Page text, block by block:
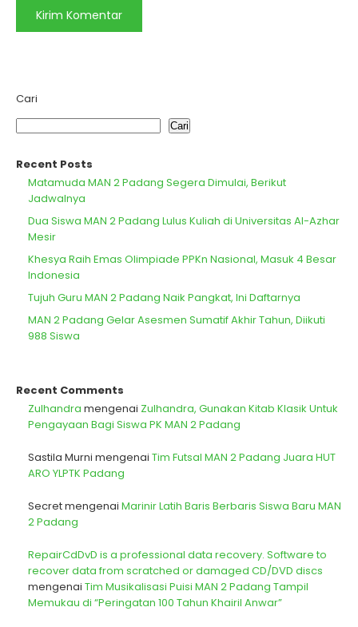
Cari
Cari
Recent Posts
Matamuda MAN 2 Padang Segera Dimulai, Berikut
Jadwalnya
Dua Siswa MAN 2 Padang Lulus Kuliah di Universitas Al-Azhar
Mesir
Khesya Raih Emas Olimpiade PPKn Nasional, Masuk 4 Besar
Indonesia
Tujuh Guru MAN 2 Padang Naik Pangkat, Ini Daftarnya
MAN 2 Padang Gelar Asesmen Sumatif Akhir Tahun, Diikuti
988 Siswa
Recent Comments
Zulhandra mengenai Zulhandra, Gunakan Kitab Klasik Untuk
Pengayaan Bagi Siswa PK MAN 2 Padang
Sastila Murni mengenai Tim Futsal MAN 2 Padang Juara HUT
ARO YLPTK Padang
Secretmengenai Marinir Latih Baris Berbaris Siswa Baru MAN
2 Padang
RepairCdDvD is a professional data recovery. Software to
recover data from scratched or damaged CD/DVD discs
mengenai Tim Musikalisasi Puisi MAN 2 Padang Tampil
Memukau di “Peringatan 100 Tahun Khairil Anwar”